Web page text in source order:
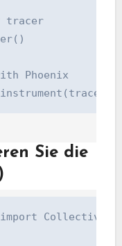
tracer
Phoenix
Sie die
Collectively